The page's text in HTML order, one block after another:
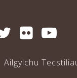
Ailgylchu